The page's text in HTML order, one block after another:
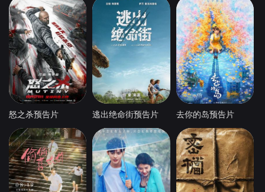
怒之杀预告片 逃出绝命街预告片 去你的岛预告片